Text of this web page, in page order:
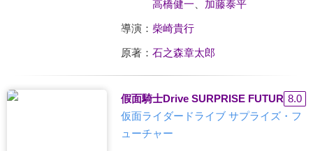
高橋健一
加藤泰平
導演： 柴崎貴行
原著： 石之森章太郎
假面騎士Drive SURPRISE FUTURE(國)
8.0
仮面ライダードライブ サプライズ・フ
ューチャー